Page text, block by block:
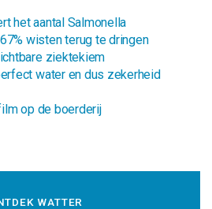
het aantal Salmonella
wisten terug te dringen
ziektekiem
water en dus zekerheid
op de boerderij
WATTER